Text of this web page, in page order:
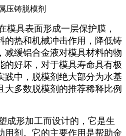
具表面形成一层保护膜，
的热和机械冲击作用，降低铸
减缓铝合金液对模具材料的物
的好坏，对于模具寿命具有极
践中，脱模剂绝大部分为水基
大多数脱模剂的推荐稀释比例
形加工而设计的，它是生
用剂。它的主要作用是帮助金